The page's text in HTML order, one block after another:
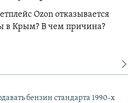
Ozon отказывается
в Крым? В чем причина?
бензин стандарта 1990-х